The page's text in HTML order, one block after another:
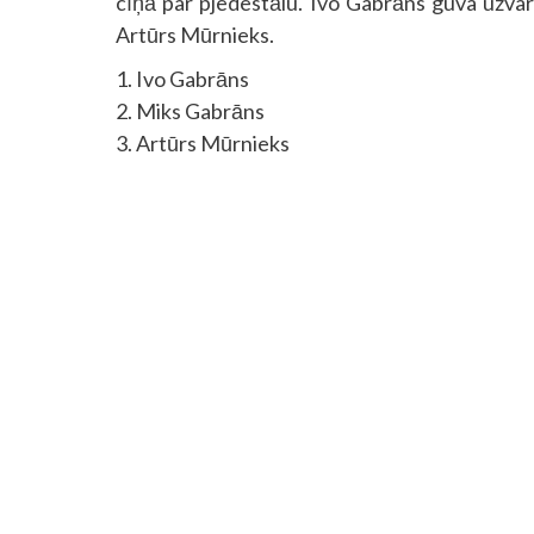
Artūrs Mūrnieks.
1. Ivo Gabrāns
2. Miks Gabrāns
3. Artūrs Mūrnieks